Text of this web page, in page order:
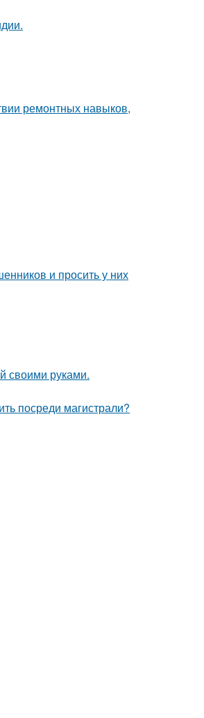
ремонтных навыков,
и просить у них
своими руками.
посреди магистрали?